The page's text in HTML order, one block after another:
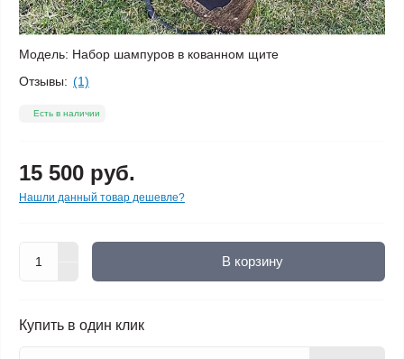
Модель: Набор шампуров в кованном щите
Отзывы: (1)
Есть в наличии
15 500 руб.
Нашли данный товар дешевле?
В корзину
Купить в один клик